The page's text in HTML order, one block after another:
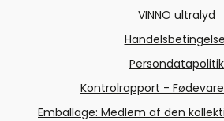
VINNO ultralyd
Persondatapolitik
Kontrolrapport -
Emballage: Medlem af den